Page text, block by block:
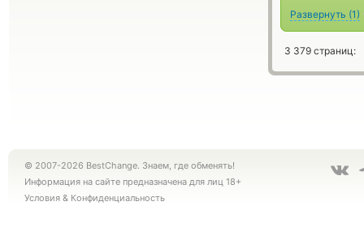
Развернуть (1)
3 379 страниц:
© 2007-2026 BestChange. Знаем, где обменять!
Информация на сайте предназначена для лиц 18+
Условия & Конфиденциальность